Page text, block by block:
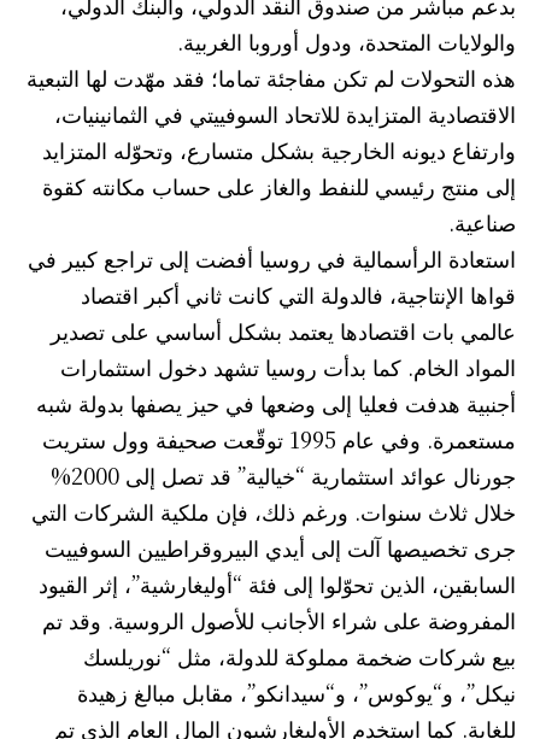
والولايات المتحدة، ودول أوروبا الغربية.
هذه التحولات لم تكن مفاجئة تماما؛ فقد مهّدت لها التبعية
الاقتصادية المتزايدة للاتحاد السوفييتي في الثمانينيات،
وارتفاع ديونه الخارجية بشكل متسارع، وتحوّله المتزايد
إلى منتج رئيسي للنفط والغاز على حساب مكانته كقوة
صناعية.
استعادة الرأسمالية في روسيا أفضت إلى تراجع كبير في
قواها الإنتاجية، فالدولة التي كانت ثاني أكبر اقتصاد
عالمي بات اقتصادها يعتمد بشكل أساسي على تصدير
المواد الخام. كما بدأت روسيا تشهد دخول استثمارات
أجنبية هدفت فعليا إلى وضعها في حيز يصفها بدولة شبه
مستعمرة. وفي عام 1995 توقّعت صحيفة وول ستريت
جورنال عوائد استثمارية “خيالية” قد تصل إلى 2000%
خلال ثلاث سنوات. ورغم ذلك، فإن ملكية الشركات التي
جرى تخصيصها آلت إلى أيدي البيروقراطيين السوفييت
السابقين، الذين تحوّلوا إلى فئة “أوليغارشية”، إثر القيود
المفروضة على شراء الأجانب للأصول الروسية. وقد تم
بيع شركات ضخمة مملوكة للدولة، مثل “نوريلسك
نيكل”، و“يوكوس”، و“سيدانكو”، مقابل مبالغ زهيدة
للغاية. كما استخدم الأوليغارشيون المال العام الذي تم